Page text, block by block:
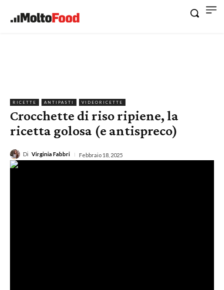
RICETTE ANTIPASTI VIDEORICETTE
Crocchette di riso ripiene, la
ricetta golosa (e antispreco)
Di Virginia Fabbri Febbraio 18, 2025